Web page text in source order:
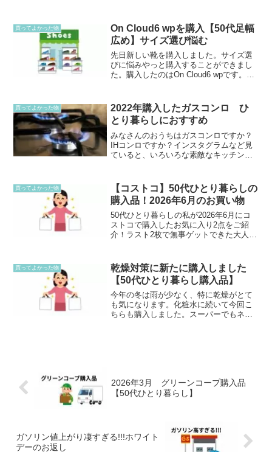
くてとても良いです。先日テレビでやっ
ていましたが、洗剤は適量...
買ってよかった物
On Cloud6 wpを購入【50代足幅
広め】サイズ選び悩む
先日新しい靴を購入しました。サイズ選
びに悩みやっと購入することができまし
た。購入したのはOn Cloud6 wpです。サ
の靴は履きやすくて、とても良いよ！お
土産で持...
買ってよかった物
2022年購入したガスコンロ ひ
とり暮らしにおすすめ
みなさんのおうちはガスコンロですか？
IHコンロですか？インスタグラムなど見
ていると、いろいろな素敵なキッチンが
急遽購入することになりました今まで使
っていたガスコンロ今ま...
買ってよかった物
【コストコ】50代ひとり暮らしの
購入品！2026年6月のお買い物
50代ひとり暮らしの私が2026年6月にコ
ストコで購入したお気に入り2点をご紹
介！ラスト2枚で無事ゲットできた大人気
戦したコスパ最強「山本珈琲館1kg」の購
入レポをお届けします。
買ってよかった物
乾燥対策に新たに購入しました
【50代ひとり暮らし購入品】
今年の冬は雨が少なく、特に乾燥がとて
も気になります。化粧水に続いて今回こ
ちらも購入しました。スーパーでもネッ
2026年3月 グリーンコープ購入品
【50代ひとり暮らし】
ガソリン値上がり凄すぎる!!!ホワイト
デーのお返し